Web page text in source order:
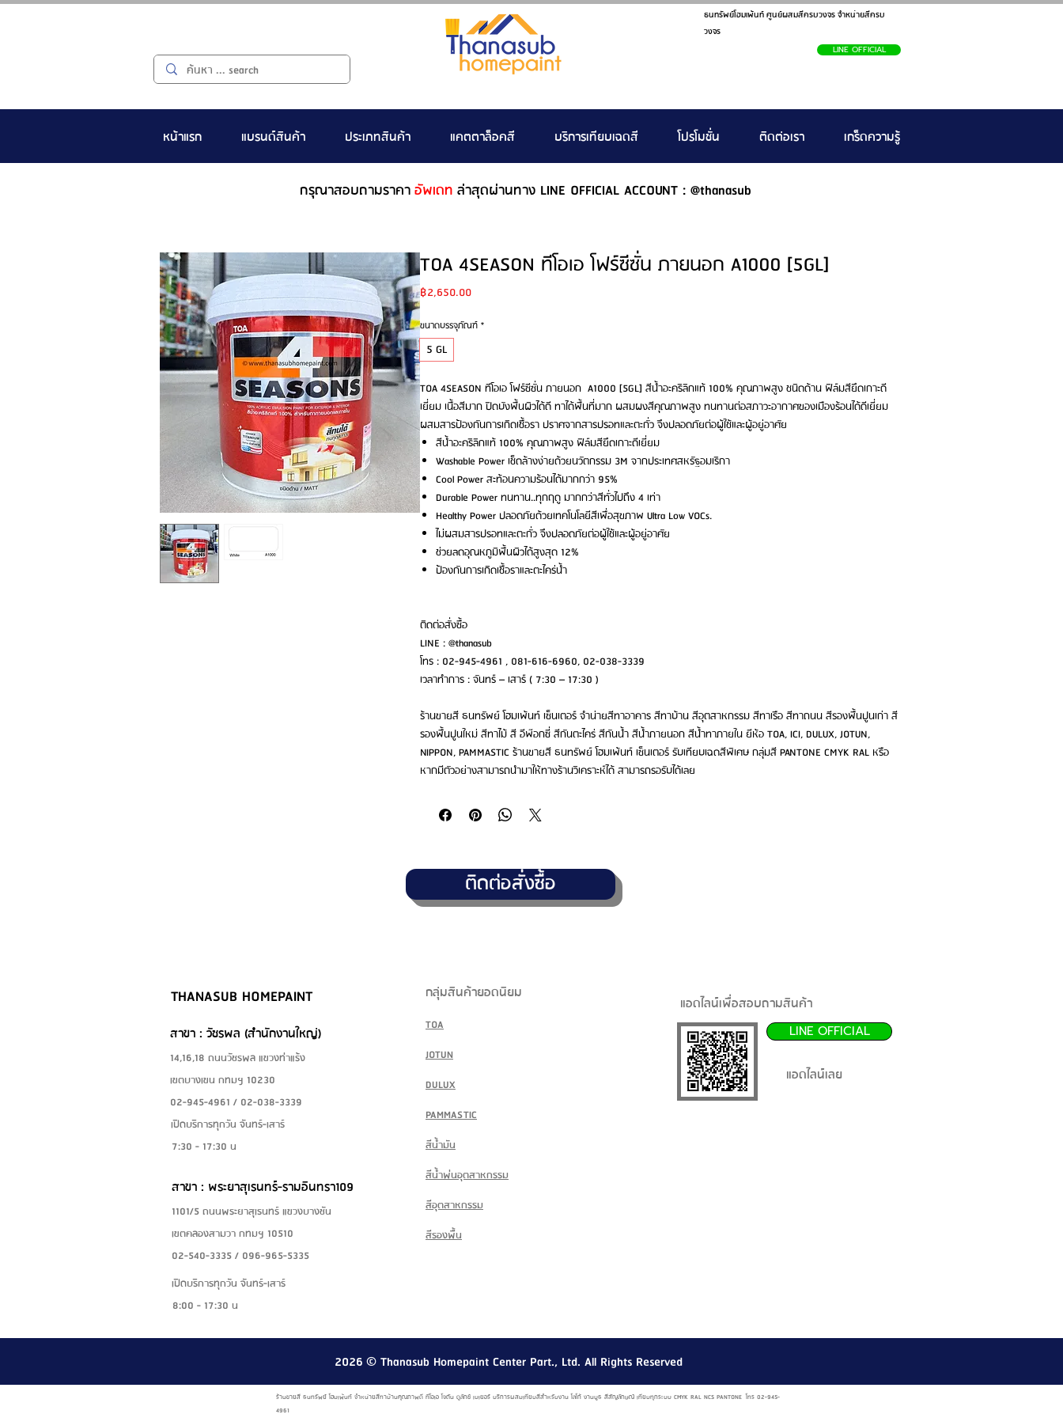
ธนทรัพย์โฮมเพ้นท์ ศูนย์ผสมสีครบวงจร จำหน่ายสีครบ
วงจร
LINE OFFICIAL
หน้าแรก แบรนด์สินค้า ประเภทสินค้า แคตตาล็อคสี บริการเทียบเฉดสี โปรโมชั่น ติดต่อเรา เกร็ดความรู้
กรุณาสอบถามราคาอัพเดท ล่าสุดผ่านทาง LINE OFFICIAL ACCOUNT : @thanasub
TOA 4SEASON ทีโอเอ โฟร์ซีซั่น ภายนอก A1000 [5GL]
฿2,650.00Price
ขนาดบรรจุภัณฑ์ *
5 GL
TOA 4SEASON ทีโอเอ โฟร์ซีซั่น ภายนอก A1000 [5GL] สีน้ำอะคริลิกแท้ 100% คุณภาพสูง ชนิดด้าน ฟิล์มสียึดเกาะดี
เยี่ยม เนื้อสีมาก ปิดบังพื้นผิวได้ดี ทาได้พื้นที่มาก ผสมผงสีคุณภาพสูง ทนทานต่อสภาวะอากาศของเมืองร้อนได้ดีเยี่ยม
ผสมสารป้องกันการเกิดเชื้อรา ปราศจากสารปรอทและตะกั่ว จึงปลอดภัยต่อผู้ใช้และผู้อยู่อาศัย
สีน้ำอะคริลิกแท้ 100% คุณภาพสูง ฟิล์มสียึดเกาะดีเยี่ยม
Washable Power เช็ดล้างง่ายด้วยนวัตกรรม 3M จากประเทศสหรัฐอมเริกา
Cool Power สะท้อนความร้อนได้มากกว่า 95%
Durable Power ทนทาน..ทุกฤดู มากกว่าสีทั่วไปถึง 4 เท่า
Healthy Power ปลอดภัยด้วยเทคโนโลยีสีเพื่อสุขภาพ Ultra Low VOCs.
ไม่ผสมสารปรอทและตะกั่ว จึงปลอดภัยต่อผู้ใช้และผู้อยู่อาศัย
ช่วยลดอุณหภูมิพื้นผิวได้สูงสุด 12%
ป้องกันการเกิดเชื้อราและตะไคร่น้ำ
ติดต่อสั่งซื้อ
LINE : @thanasub
โทร : 02-945-4961 , 081-616-6960, 02-038-3339
เวลาทำการ : จันทร์ – เสาร์ ( 7:30 – 17:30 )
ร้านขายสี ธนทรัพย์ โฮมเพ้นท์ เซ็นเตอร์ จำน่ายสีทาอาคาร สีทาบ้าน สีอุตสาหกรรม สีทาเรือ สีทาถนน สีรองพื้นปูนเก่า สี
รองพื้นปูนใหม่ สีทาไม้ สี อีพ๊อกซี่ สีกันตะไคร่ สีกันน้ำ สีน้ำภายนอก สีน้ำทาภายใน ยีห้อ TOA, ICI, DULUX, JOTUN,
NIPPON, PAMMASTIC ร้านขายสี ธนทรัพย์ โฮมเพ้นท์ เซ็นเตอร์ รับเทียบเฉดสีพิเศษ กลุ่มสี PANTONE CMYK RAL หรือ
หากมีตัวอย่างสามารถนำมาให้ทางร้านวิเคราะห์ได้ สามารถรอรับได้เลย
ติดต่อสั่งซื้อ
THANASUB HOMEPAINT
สาขา : วัชรพล (สำนักงานใหญ่)
14,16,18 ถนนวัชรพล แขวงท่าแร้ง
เขตบางเขน กทมฯ 10230
02-945-4961 / 02-038-3339
เปิดบริการทุกวัน จันทร์-เสาร์
7:30 - 17:30 น
สาขา : พระยาสุเรนทร์-รามอินทรา109
1101/5 ถนนพระยาสุเรนทร์ แขวงบางชัน
เขตคลองสามวา กทมฯ 10510
02-540-3335 / 096-965-5335
เปิดบริการทุกวัน จันทร์-เสาร์
8:00 - 17:30 น
กลุ่มสินค้ายอดนิยม
TOA
JOTUN
DULUX
PAMMASTIC
สีน้ำมัน
สีน้ำพ่นอุตสาหกรรม
สีอุตสาหกรรม
สีรองพื้น
แอดไลน์เพื่อสอบถามสินค้า
LINE OFFICIAL
แอดไลน์เลย
2026© Thanasub Homepaint Center Part., Ltd. All Rights Reserved
ร้านขายสี ธนทรัพย์ โฮมเพ้นท์ จำหน่ายสีทาบ้านคุณภาพดี ทีโอเอ โจตัน ดูลักซ์ เบเยอร์ บริการผสมเทียบสีสำหรับงาน โลโก้ งานบูธ สีสัญลักษณ์ เทียบทุกระบบ CMYK RAL NCS PANTONE โทร 02-945-
4961